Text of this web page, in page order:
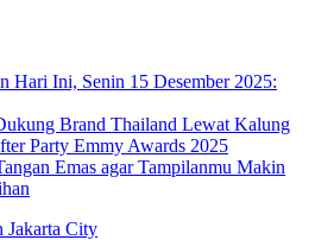
Hari Ini, Senin 15 Desember 2025:
Brand Thailand Lewat Kalung
Party Emmy Awards 2025
Emas agar Tampilanmu Makin
Jakarta City